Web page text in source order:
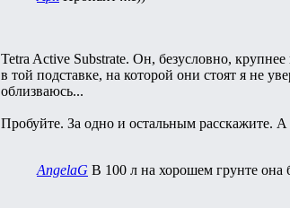
Tetra Active Substrate. Он, безусловно,
в той подставке, на которой они стоят я не
облизваюсь...
Пробуйте. За одно и остальным расскажите.
AngelaG В 100 л на хорошем грунте она